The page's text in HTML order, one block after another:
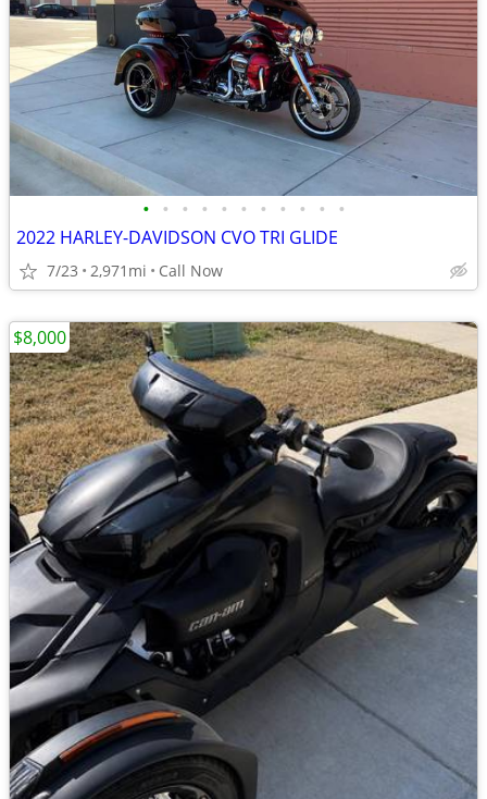
• • • • • • • • • • •
2022 HARLEY-DAVIDSON CVO TRI GLIDE
7/23 2,971mi Call Now
$8,000